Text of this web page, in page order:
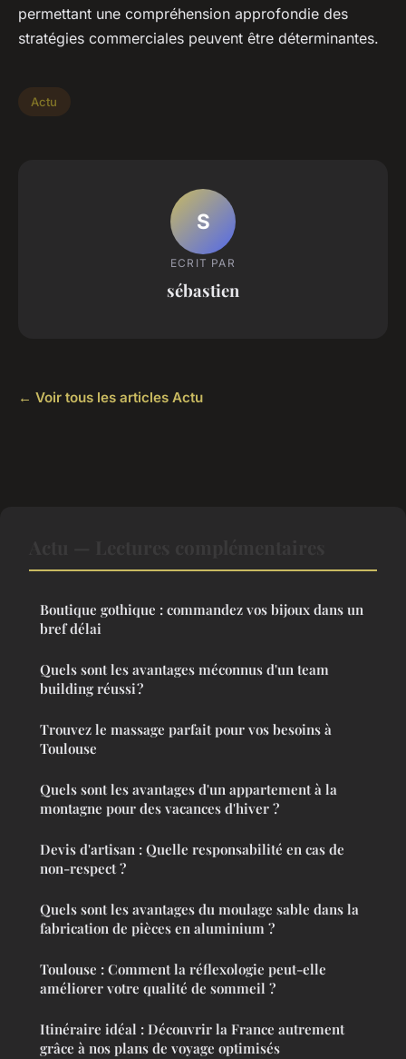
permettant une compréhension approfondie des
stratégies commerciales peuvent être déterminantes.
Actu
S
ECRIT PAR
sébastien
← Voir tous les articles Actu
Boutique gothique : commandez vos bijoux dans un
bref délai
Quels sont les avantages méconnus d'un team
building réussi ?
Trouvez le massage parfait pour vos besoins à
Toulouse
Quels sont les avantages d'un appartement à la
montagne pour des vacances d'hiver ?
Devis d'artisan : Quelle responsabilité en cas de
non-respect ?
Quels sont les avantages du moulage sable dans la
fabrication de pièces en aluminium ?
Toulouse : Comment la réflexologie peut-elle
améliorer votre qualité de sommeil ?
Itinéraire idéal : Découvrir la France autrement
grâce à nos plans de voyage optimisés